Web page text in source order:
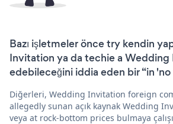
Bazı işletmeler önce try kendin
Invitation ya da techie a Wedding
edebileceğini iddia eden bir “in
Diğerleri, Wedding Invitation foreign
allegedly sunan açık kaynak Wedding
veya at rock-bottom prices bulmaya